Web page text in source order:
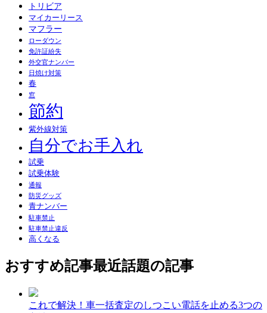
トリビア
マイカーリース
マフラー
ローダウン
免許証紛失
外交官ナンバー
日焼け対策
春
窓
節約
紫外線対策
自分でお手入れ
試乗
試乗体験
通報
防災グッズ
青ナンバー
駐車禁止
駐車禁止違反
高くなる
おすすめ記事最近話題の記事
これで解決！車一括査定のしつこい電話を止める3つの